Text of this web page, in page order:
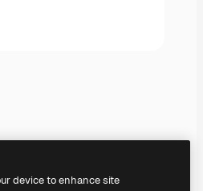
device to enhance site